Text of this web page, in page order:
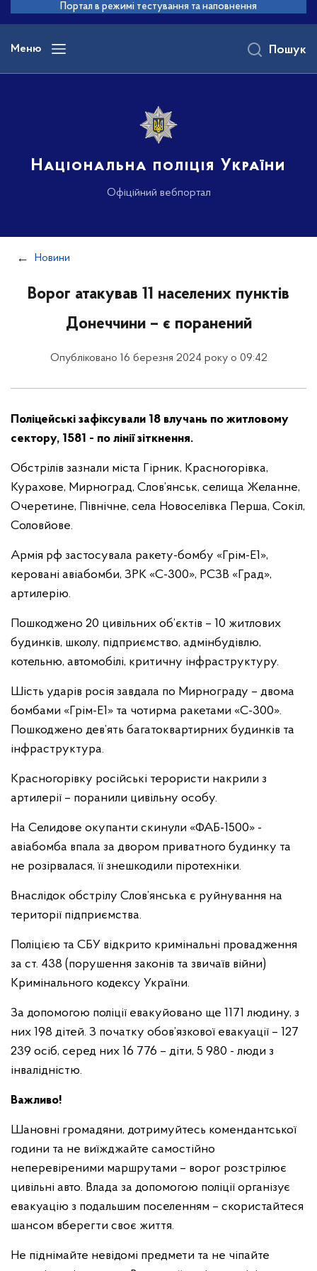
основного
вмісту
Портал в режимі тестування та наповнення
Меню
Національна поліція України
Офіційний вебпортал
Пошук
Новини
Ворог атакував 11 населених пунктів
Донеччини – є поранений
Опубліковано 16 березня 2024 року о 09:42
Поліцейські зафіксували 18 влучань по житловому
сектору, 1581 - по лінії зіткнення.
Обстрілів зазнали міста Гірник, Красногорівка,
Курахове, Мирноград, Слов’янськ, селища Желанне,
Очеретине, Північне, села Новоселівка Перша, Сокіл,
Соловйове.
Армія рф застосувала ракету-бомбу «Грім-Е1»,
керовані авіабомби, ЗРК «С-300», РСЗВ «Град»,
артилерію.
Пошкоджено 20 цивільних об’єктів – 10 житлових
будинків, школу, підприємство, адмінбудівлю,
котельню, автомобілі, критичну інфраструктуру.
Шість ударів росія завдала по Мирнограду – двома
бомбами «Грім-Е1» та чотирма ракетами «С-300».
Пошкоджено дев’ять багатоквартирних будинків та
інфраструктура.
Красногорівку російські терористи накрили з
артилерії – поранили цивільну особу.
На Селидове окупанти скинули «ФАБ-1500» -
авіабомба впала за двором приватного будинку та
не розірвалася, її знешкодили піротехніки.
Внаслідок обстрілу Слов’янська є руйнування на
території підприємства.
Поліцією та СБУ відкрито кримінальні провадження
за ст. 438 (порушення законів та звичаїв війни)
Кримінального кодексу України.
За допомогою поліції евакуйовано ще 1171 людину, з
них 198 дітей. З початку обов’язкової евакуації – 127
239 осіб, серед них 16 776 – діти, 5 980 - люди з
інвалідністю.
Важливо!
Шановні громадяни, дотримуйтесь комендантської
години та не виїжджайте самостійно
неперевіреними маршрутами – ворог розстрілює
цивільні авто. Влада за допомогою поліції організує
евакуацію з подальшим поселенням – скористайтеся
шансом вберегти своє життя.
Не піднімайте невідомі предмети та не чіпайте